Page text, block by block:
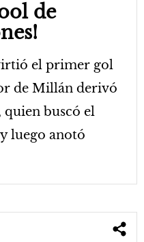
de
el primer gol
de Millán derivó
quien buscó el
luego anotó